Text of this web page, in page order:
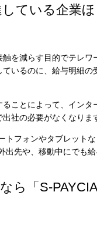
ている企業
を減らす目的でテレ
いるのに、給与明細
ることによって、イン
社の必要がなくなりま
トフォンやタブレット
出先や、移動中にでも
ら「S-